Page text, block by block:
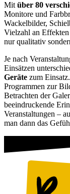
Mit über 80
Monitore und
Wackelbilder,
Vielzahl an
nur qualitativ
Je nach
Einsätzen
Geräte zum
Programmen zur
Betrachten der
beeindruckende
Veranstaltungen –
man dann das